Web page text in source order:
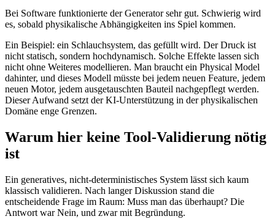
Bei Software funktionierte der Generator sehr gut. Schwierig wird
es, sobald physikalische Abhängigkeiten ins Spiel kommen.
Ein Beispiel: ein Schlauchsystem, das gefüllt wird. Der Druck ist
nicht statisch, sondern hochdynamisch. Solche Effekte lassen sich
nicht ohne Weiteres modellieren. Man braucht ein Physical Model
dahinter, und dieses Modell müsste bei jedem neuen Feature, jedem
neuen Motor, jedem ausgetauschten Bauteil nachgepflegt werden.
Dieser Aufwand setzt der KI-Unterstützung in der physikalischen
Domäne enge Grenzen.
Warum hier keine Tool-Validierung nötig
ist
Ein generatives, nicht-deterministisches System lässt sich kaum
klassisch validieren. Nach langer Diskussion stand die
entscheidende Frage im Raum: Muss man das überhaupt? Die
Antwort war Nein, und zwar mit Begründung.